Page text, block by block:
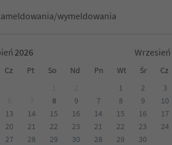
wymeldowania
Wrzesień
Cz Pt So Nd Pn Wt Śr Cz
8
9
13 14 15
16
20 21 22
23
27 28 29
30
1 2 3
7
8 9 10
14
15 16 17
21
22 23 24
28
29 30
wyżywienia Ekologiczne zakwaterowanie